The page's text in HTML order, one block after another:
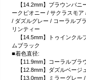
【14.2mm】ブラウンバニ
ークピオニー / サクラスモ
/ ダズルグレー / コーラルブ
リンティー
【14.5mm】トゥインクル
ムブラック
■着色直径:
【11.9mm】コーラルブラ
【12.8mm】ダズルベージ
【13.0mm】ミラーグレー